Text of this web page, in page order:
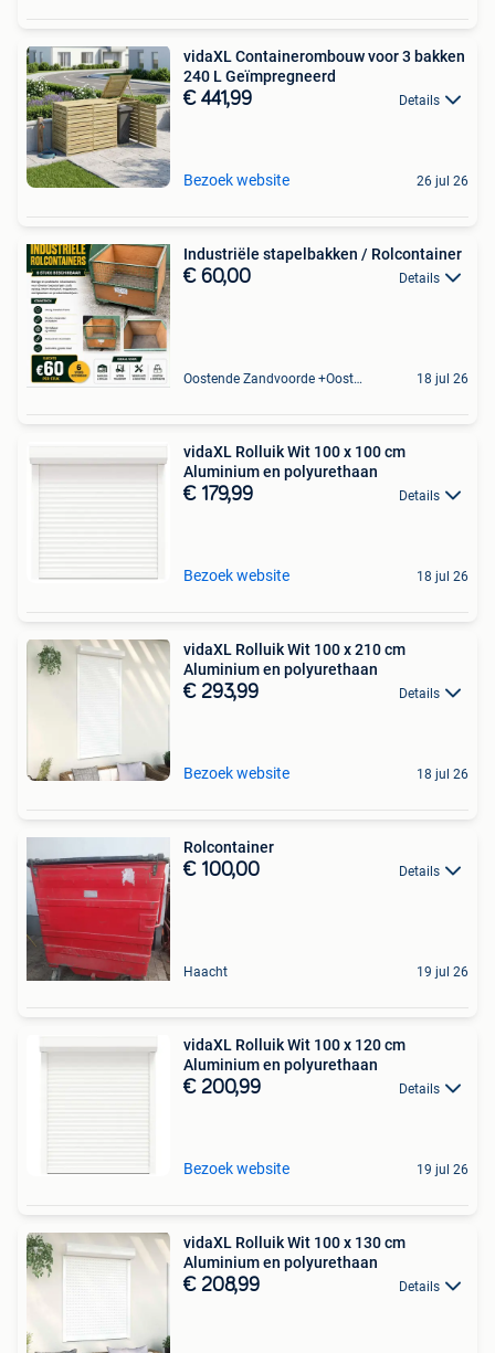
vidaXL Containerombouw voor 3 bakken
240 L Geïmpregneerd
€ 441,99 Details
Bezoek website 26 jul 26
Industriële stapelbakken / Rolcontainer
€ 60,00 Details
Oostende Zandvoorde +Oostende 18 jul 26
vidaXL Rolluik Wit 100 x 100 cm
Aluminium en polyurethaan
€ 179,99 Details
Bezoek website 18 jul 26
vidaXL Rolluik Wit 100 x 210 cm
Aluminium en polyurethaan
€ 293,99 Details
Bezoek website 18 jul 26
Rolcontainer
€ 100,00 Details
Haacht 19 jul 26
vidaXL Rolluik Wit 100 x 120 cm
Aluminium en polyurethaan
€ 200,99 Details
Bezoek website 19 jul 26
vidaXL Rolluik Wit 100 x 130 cm
Aluminium en polyurethaan
€ 208,99 Details